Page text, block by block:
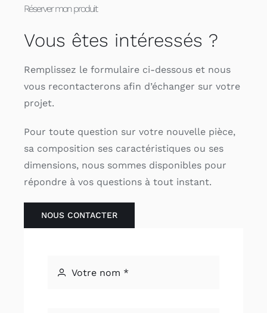
Réserver mon produit
Vous êtes intéressés ?
Remplissez le formulaire ci-dessous et nous
vous recontacterons afin d’échanger sur votre
projet.
Pour toute question sur votre nouvelle pièce,
sa composition ses caractéristiques ou ses
dimensions, nous sommes disponibles pour
répondre à vos questions à tout instant.
NOUS CONTACTER